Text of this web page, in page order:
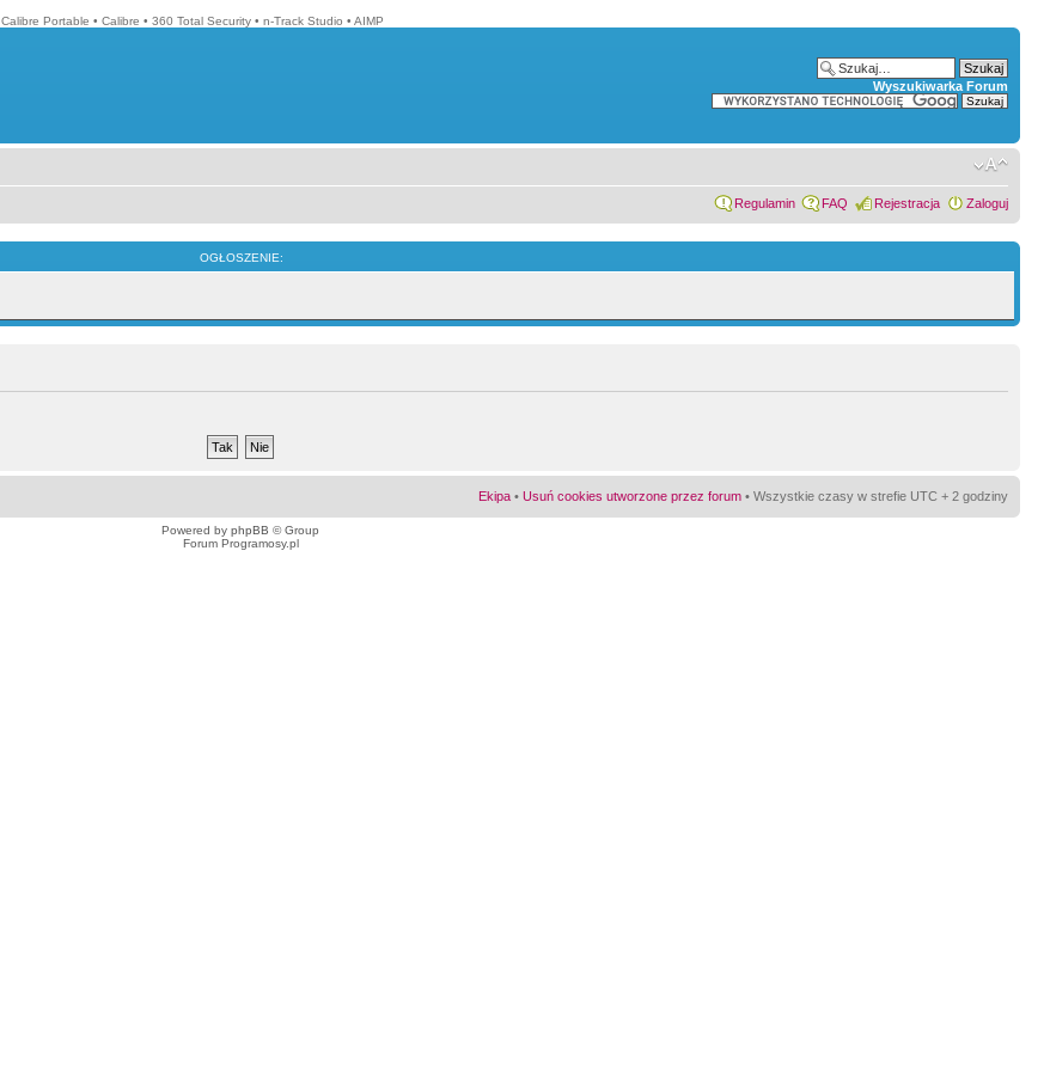
Calibre Portable • Calibre • 360 Total Security • n-Track Studio • AIMP
Wyszukiwarka Forum
Regulamin FAQ Rejestracja Zaloguj
OGŁOSZENIE:
Ekipa • Usuń cookies utworzone przez forum • Wszystkie czasy w strefie UTC + 2 godziny
Powered by phpBB © Group
Forum Programosy.pl